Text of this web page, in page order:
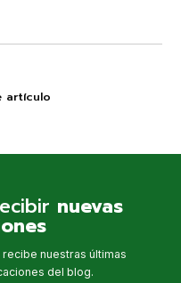
artículo
nuevas
nuestras últimas
del blog.